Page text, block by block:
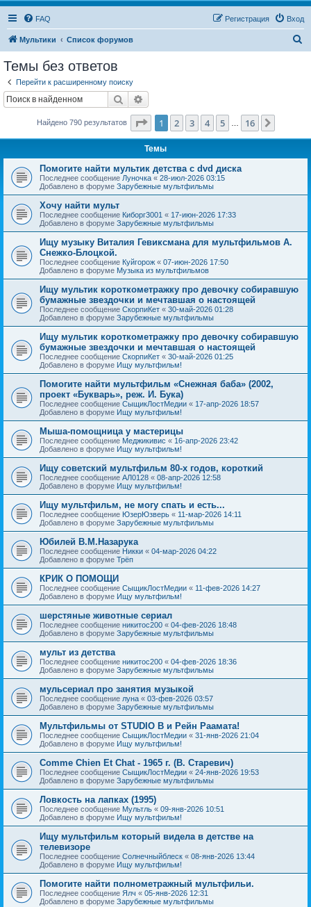
FAQ Вход
Регистрация
Мультики Список форумов
Темы без ответов
Перейти к расширенному поиску
Поиск
Найдено 790 результатов Страница из 16
1 2 3 4 5 16
Темы
Помогите найти мультик детства с dvd диска
Последнее сообщение Луночка « 28-июл-2026 03:15
Добавлено в форуме Зарубежные мультфильмы
Хочу найти мульт
Последнее сообщение Киборг3001 « 17-июн-2026 17:33
Добавлено в форуме Зарубежные мультфильмы
Ищу музыку Виталия Гевиксмана для мультфильмов А.
Снежко-Блоцкой.
Последнее сообщение Куйгорож « 07-июн-2026 17:50
Добавлено в форуме Музыка из мультфильмов
Ищу мультик короткометражку про девочку собиравшую
бумажные звездочки и мечтавшая о настоящей
Последнее сообщение СкорпиКет « 30-май-2026 01:28
Добавлено в форуме Зарубежные мультфильмы
Ищу мультик короткометражку про девочку собиравшую
бумажные звездочки и мечтавшая о настоящей
Последнее сообщение СкорпиКет « 30-май-2026 01:25
Добавлено в форуме Ищу мультфильм!
Помогите найти мультфильм «Снежная баба» (2002,
проект «Букварь», реж. И. Бука)
Последнее сообщение СыщикЛостМедии « 17-апр-2026 18:57
Добавлено в форуме Ищу мультфильм!
Мыша-помощница у мастерицы
Последнее сообщение Меджикивис « 16-апр-2026 23:42
Добавлено в форуме Ищу мультфильм!
Ищу советский мультфильм 80-х годов, короткий
Последнее сообщение АЛ0128 « 08-апр-2026 12:58
Добавлено в форуме Ищу мультфильм!
Ищу мультфильм, не могу спать и есть...
Последнее сообщение ЮзерЮзверь « 11-мар-2026 14:11
Добавлено в форуме Зарубежные мультфильмы
Юбилей В.М.Назарука
Последнее сообщение Никки « 04-мар-2026 04:22
Добавлено в форуме Трёп
КРИК О ПОМОЩИ
Последнее сообщение СыщикЛостМедии « 11-фев-2026 14:27
Добавлено в форуме Ищу мультфильм!
шерстяные животные сериал
Последнее сообщение никитос200 « 04-фев-2026 18:48
Добавлено в форуме Зарубежные мультфильмы
мульт из детства
Последнее сообщение никитос200 « 04-фев-2026 18:36
Добавлено в форуме Зарубежные мультфильмы
мульсериал про занятия музыкой
Последнее сообщение луна « 03-фев-2026 03:57
Добавлено в форуме Зарубежные мультфильмы
Мультфильмы от STUDIO B и Рейн Раамата!
Последнее сообщение СыщикЛостМедии « 31-янв-2026 21:04
Добавлено в форуме Ищу мультфильм!
Comme Chien Et Chat - 1965 г. (В. Старевич)
Последнее сообщение СыщикЛостМедии « 24-янв-2026 19:53
Добавлено в форуме Зарубежные мультфильмы
Ловкость на лапках (1995)
Последнее сообщение Мультль « 09-янв-2026 10:51
Добавлено в форуме Ищу мультфильм!
Ищу мультфильм который видела в детстве на
телевизоре
Последнее сообщение Солнечныйблеск « 08-янв-2026 13:44
Добавлено в форуме Ищу мультфильм!
Помогите найти полнометражный мультфильи.
Последнее сообщение Ялч « 05-янв-2026 12:31
Добавлено в форуме Зарубежные мультфильмы